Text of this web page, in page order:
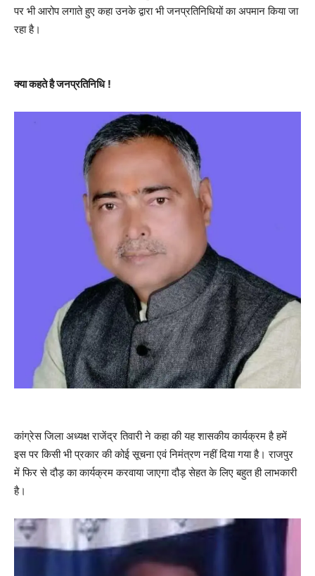
पर भी आरोप लगाते हुए कहा उनके द्वारा भी जनप्रतिनिधियों का अपमान किया जा
रहा है।
क्या कहते है जनप्रतिनिधि !
कांग्रेस जिला अध्यक्ष राजेंद्र तिवारी ने कहा की यह शासकीय कार्यक्रम है हमें
इस पर किसी भी प्रकार की कोई सूचना एवं निमंत्रण नहीं दिया गया है। राजपुर
में फिर से दौड़ का कार्यक्रम करवाया जाएगा दौड़ सेहत के लिए बहुत ही लाभकारी
है।